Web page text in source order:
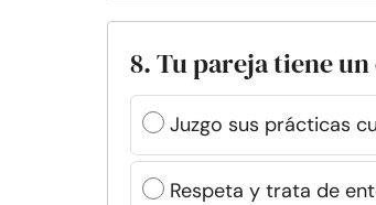
8. Tu pareja tiene
Juzgo sus prácticas
Respeta y trata de